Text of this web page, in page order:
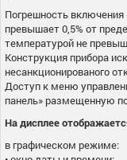
Погрешность включения
превышает 0,5% от
температурой не
Конструкция прибора
несанкционированого
Доступ к меню
панель» размещенную
На дисплее
в графическом режиме: